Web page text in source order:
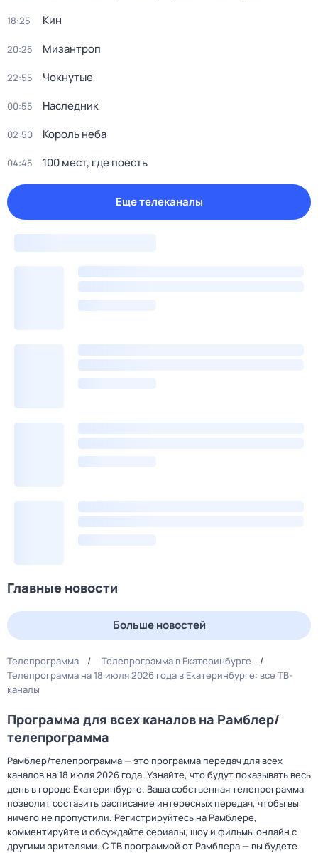
18:25 Кин
20:25 Мизантроп
22:55 Чокнутые
00:55 Наследник
02:50 Король неба
04:45 100 мест, где поесть
Еще телеканалы
Главные новости
Больше новостей
Телепрограмма
Телепрограмма в Екатеринбурге
Телепрограмма на 18 июля 2026 года в Екатеринбурге: все ТВ-
каналы
Программа для всех каналов на Рамблер/
телепрограмма
Рамблер/телепрограмма — это программа передач для всех
каналов на 18 июля 2026 года. Узнайте, что будут показывать весь
день в городе Екатеринбурге. Ваша собственная телепрограмма
позволит составить расписание интересных передач, чтобы вы
ничего не пропустили. Регистрируйтесь на Рамблере,
комментируйте и обсуждайте сериалы, шоу и фильмы онлайн с
другими зрителями. С ТВ программой от Рамблера — вы будете